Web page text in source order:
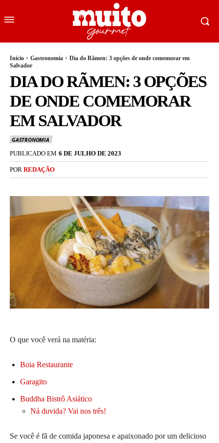
Início Gastronomia
Dia do Rãmen: 3 opções de onde comemorar em
Salvador
DIA DO RÃMEN: 3 OPÇÕES
DE ONDE COMEMORAR
EM SALVADOR
GASTRONOMIA
PUBLICADO EM 6 DE JULHO DE 2023
POR REDAÇÃO
O que você verá na matéria:
Boia Restaurante
Garagito
Buddha Bistrô Asiático
Ná duvida? Vai nos três!
Se você é fã de comida japonesa e apaixonado por um delicioso